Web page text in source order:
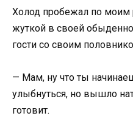
Холод пробежал по моим
жуткой в своей
гости со своим
— Мам, ну что ты
улыбнуться, но вышло
готовит.